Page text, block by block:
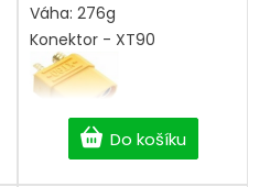
Do košíku
Váha: 276g
Konektor - XT90